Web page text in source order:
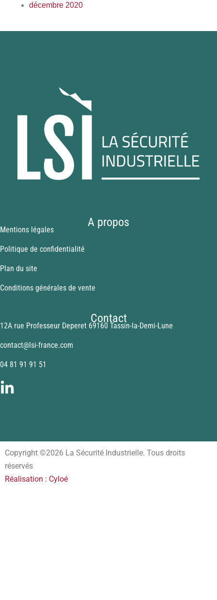
décembre 2020
A propos
Mentions légales
Politique de confidentialité
Plan du site
Conditions générales de vente
Contact
12A rue Professeur Deperet 69160 Tassin-la-Demi-Lune
contact@lsi-france.com
04 81 91 91 51
Copyright ©2026 La Sécurité Industrielle. Tous droits
réservés
Réalisation : Cyloé